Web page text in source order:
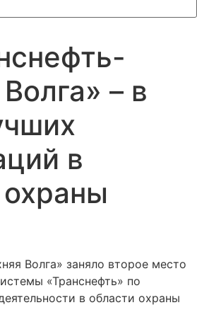
– в
в
Волга» заняло второе место
«Транснефть» по
в области охраны